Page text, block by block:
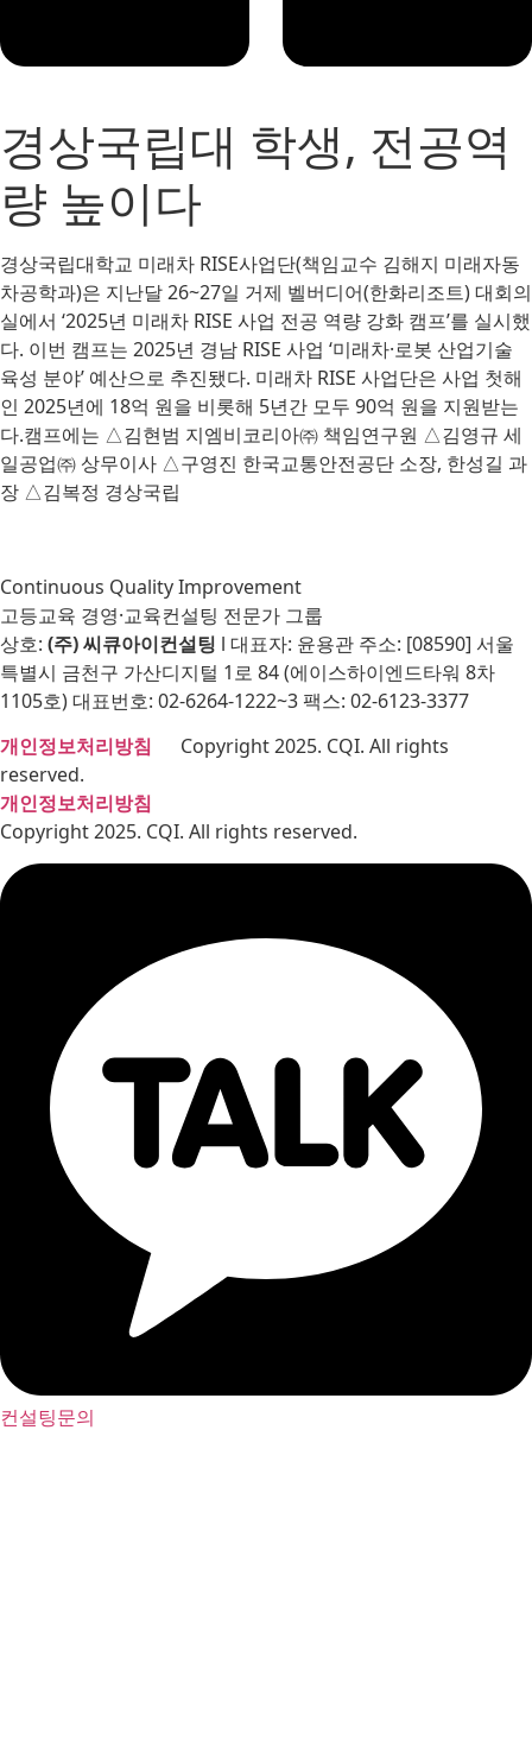
경상국립대 학생, 전공역
량 높이다
경상국립대학교 미래차 RISE사업단(책임교수 김해지 미래자동
차공학과)은 지난달 26~27일 거제 벨버디어(한화리조트) 대회의
실에서 ‘2025년 미래차 RISE 사업 전공 역량 강화 캠프’를 실시했
다. 이번 캠프는 2025년 경남 RISE 사업 ‘미래차·로봇 산업기술
육성 분야’ 예산으로 추진됐다. 미래차 RISE 사업단은 사업 첫해
인 2025년에 18억 원을 비롯해 5년간 모두 90억 원을 지원받는
다.캠프에는 △김현범 지엠비코리아㈜ 책임연구원 △김영규 세
일공업㈜ 상무이사 △구영진 한국교통안전공단 소장, 한성길 과
장 △김복정 경상국립
Continuous Quality Improvement
고등교육 경영·교육컨설팅 전문가 그룹
상호: (주) 씨큐아이컨설팅 l 대표자: 윤용관 주소: [08590] 서울
특별시 금천구 가산디지털 1로 84 (에이스하이엔드타워 8차
1105호) 대표번호: 02-6264-1222~3 팩스: 02-6123-3377
개인정보처리방침 Copyright 2025. CQI. All rights
reserved.
개인정보처리방침
Copyright 2025. CQI. All rights reserved.
컨설팅문의